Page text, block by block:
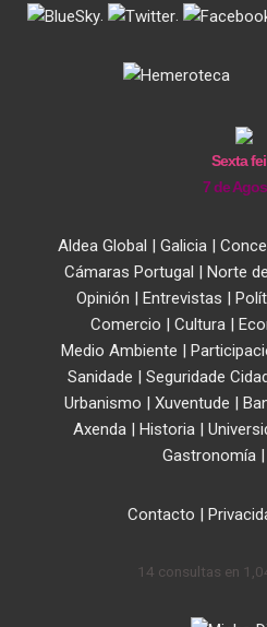
. .
Sexta
7 de
Aldea Global | Galicia|
Cámaras Portugal | Norte
Opinión | Entrevistas |
Comercio | Cultura |
Medio Ambiente |
Sanidade | Seguridade
Urbanismo | Xuventude |
Axenda| Historia|
Gastronomía |
Contacto |
14 consultas en